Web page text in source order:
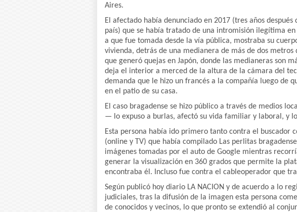
Aires.
El afectado había denunciado en 2017 (tres años
país) que se había tratado de una intromisión ilegítima
a que fue tomada desde la vía pública, mostraba su
vivienda, detrás de una medianera de más de dos
que generó quejas en Japón, donde las medianeras son
deja el interior a merced de la altura de la cámara del
demanda que le hizo un francés a la compañía luego de
en el patio de su casa.
El caso bragadense se hizo público a través de medios
— lo expuso a burlas, afectó su vida familiar y laboral, y
Esta persona había ido primero tanto contra el buscador
(online y TV) que había compilado Las perlitas
imágenes tomadas por el auto de Google mientras
generar la visualización en 360 grados que permite la
encontraba él. Incluso fue contra el cableoperador que
Según publicó hoy diario LA NACION y de acuerdo a lo
judiciales, tras la difusión de la imagen esta persona
de conocidos y vecinos, lo que pronto se extendió al